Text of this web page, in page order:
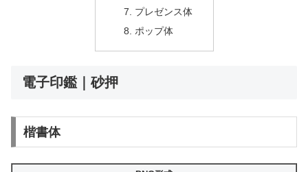
プレゼンス体
ポップ体
電子印鑑｜砂押
楷書体